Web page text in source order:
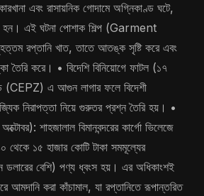
এবং রাসায়নিক গোদামে অগ্নিকাণ্ড ঘটে,
হন। এই ঘটনা পোশাক শিল্প (Garment
রপ্তানি খাত, তাতে আতঙ্ক সৃষ্টি করে এবং
তৈরি করে। • বিদেশি বিনিয়োগে ফাটল (১৭
(CEPZ) এ আগুন লাগার ফলে বিদেশী
নিরাপত্তা নিয়ে গুরুতর প্রশ্ন তৈরি হয়। •
শাহজালাল বিমানবন্দরের কার্গো ভিলেজে
১৫ হাজার কোটি টাকা সমমূল্যের
ডলারের বেশি) পণ্য ধ্বংস হয়। এর অধিকাংশই
আমদানি করা কাঁচামাল, যা রপ্তানিতে রূপান্তরিত